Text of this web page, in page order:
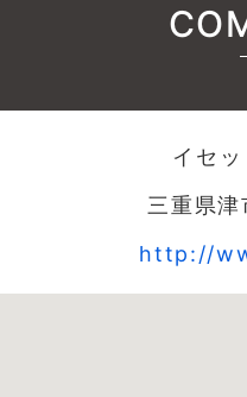
イセ
三重県
http://